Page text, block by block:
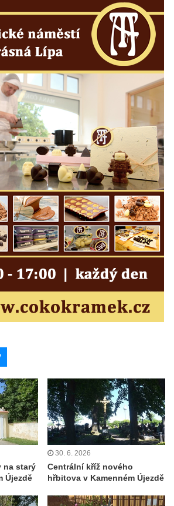
kříž na křižovatce mezi
Herlta poblíž domu čp. 428
zahradě domu čp. 915 v
čp. 436 v Mikulášovicích
od dolního nádraží
svatých Petra a Pavla v
starém hřbitově ve
novém hřbitově ve
Vilémově
na Křížovém vrchu ve
ve Sloupu v Čechách
na Chřibské Kamenici
vrchu v Rumburku
mostu u Tisové
Cyrila a Metoděje v
domu ev. č. 11 v
na starý
Újezdě
30. 6. 2026
Centrální kříž nového
hřbitova v Kamenném Újezdě